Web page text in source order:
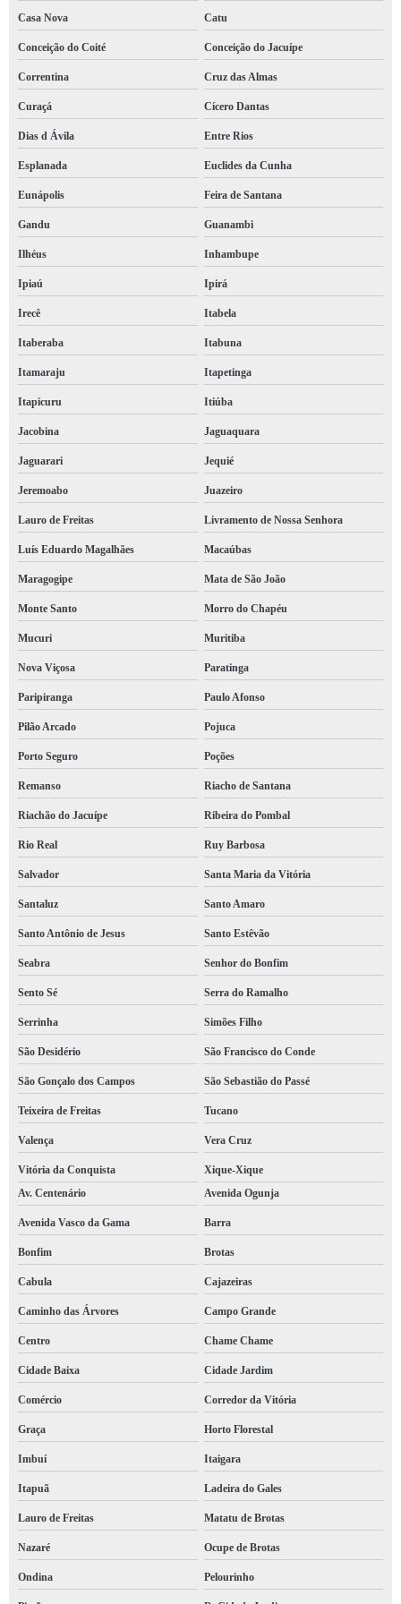
laudo de bombeiro para mei Patamares
laudo de bombeiro para comércio valores IAPI
laudo de bombeiro Horto Florestal
laudo de bombeiro hidráulico Camacan
laudo bombeiro para alvará orçamento Horto Florestal
qual o preço de laudo de bombeiro para mei Santa Mônica
qual o preço de laudo bombeiro Centro
orçamento de laudo bombeiro clcb Jequié
laudo de bombeiro para mei orçamento Paripiranga
laudo bombeiro Alto do Peru
qual o preço de laudo técnico bombeiro Cícero Dantas
orçamento de laudo do bombeiro para comércio Rio Vermelho
orçamento de laudo do bombeiro Santo Amaro
qual o preço de laudo de bombeiro hidráulico Inhambupe
laudo bombeiro clcb valores Avenida Vasco da Gama
qual o preço de laudo de bombeiro Ondina
laudo de bombeiro para comércio Itaberaba
laudo bombeiro para alvará orçamento Ondina
qual o preço de laudo bombeiro condomínio Caetité
orçamento de laudo bombeiro Conceição do Coité
orçamento de laudo de bombeiro hidráulico Jaguarari
orçamento de laudo bombeiro para alvará R. Cidade Jardim
laudo do bombeiro para comércio orçamento Itabuna
laudo bombeiro valores Cícero Dantas
laudo bombeiro clcb orçamento Monte Santo
laudo do bombeiro orçamento São Sebastião do Passé
laudo de bombeiro para comércio orçamento Santaluz
laudo do bombeiro para comércio orçamento Guanambi
orçamento de laudo de bombeiro para comércio Liberdade
laudo bombeiro orçamento Nordeste de Amaralina
laudo de bombeiro hidráulico orçamento Dias d Ávila
orçamento de laudo bombeiro hidráulico Vale das Pedrinhas
laudo técnico bombeiro orçamento Luís Eduardo Magalhães
laudo bombeiro condomínio Cabula
orçamento de laudo bombeiro hidráulico Xique-Xique
qual o preço de laudo bombeiro clcb Macaúbas
orçamento de laudo bombeiro para alvará Teixeira de Freitas
orçamento de laudo bombeiro condomínio São Cristóvão
laudo bombeiro clcb orçamento Ocupe de Brotas
Casa Nova Catu
Conceição do Coité Conceição do Jacuípe
Correntina Cruz das Almas
Curaçá Cícero Dantas
Dias d Ávila Entre Rios
Esplanada Euclides da Cunha
Eunápolis Feira de Santana
Gandu Guanambi
Ilhéus Inhambupe
Ipiaú Ipirá
Irecê Itabela
Itaberaba Itabuna
Itamaraju Itapetinga
Itapicuru Itiúba
Jacobina Jaguaquara
Jaguarari Jequié
Jeremoabo Juazeiro
Lauro de Freitas Livramento de Nossa Senhora
Luís Eduardo Magalhães Macaúbas
Maragogipe Mata de São João
Monte Santo Morro do Chapéu
Mucuri Muritiba
Nova Viçosa Paratinga
Paripiranga Paulo Afonso
Pilão Arcado Pojuca
Porto Seguro Poções
Remanso Riacho de Santana
Riachão do Jacuípe Ribeira do Pombal
Rio Real Ruy Barbosa
Salvador Santa Maria da Vitória
Santaluz Santo Amaro
Santo Antônio de Jesus Santo Estêvão
Seabra Senhor do Bonfim
Sento Sé Serra do Ramalho
Serrinha Simões Filho
São Desidério São Francisco do Conde
São Gonçalo dos Campos São Sebastião do Passé
Teixeira de Freitas Tucano
Valença Vera Cruz
Vitória da Conquista
Xique-Xique
Av. Centenário
Avenida Ogunja
Avenida Vasco da Gama Barra
Bonfim Brotas
Cabula Cajazeiras
Caminho das Árvores Campo Grande
Centro Chame Chame
Cidade Baixa Cidade Jardim
Comércio Corredor da Vitória
Graça Horto Florestal
Imbuí Itaigara
Itapuã Ladeira do Gales
Lauro de Freitas Matatu de Brotas
Nazaré Ocupe de Brotas
Ondina Pelourinho